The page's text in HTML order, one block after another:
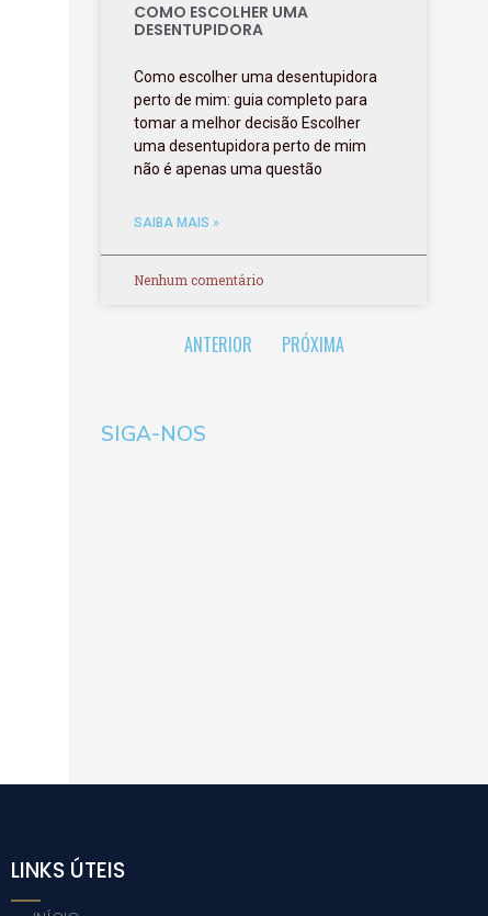
COMO ESCOLHER UMA
DESENTUPIDORA
Como escolher uma desentupidora
perto de mim: guia completo para
tomar a melhor decisão Escolher
uma desentupidora perto de mim
não é apenas uma questão
SAIBA MAIS »
Nenhum comentário
ANTERIOR PRÓXIMA
SIGA-NOS
LINKS ÚTEIS